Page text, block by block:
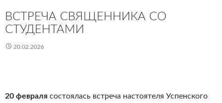
ВСТРЕЧА СВЯЩЕННИКА СО
СТУДЕНТАМИ
20.02.2026
20 февраля состоялась встреча настоятеля Успенского